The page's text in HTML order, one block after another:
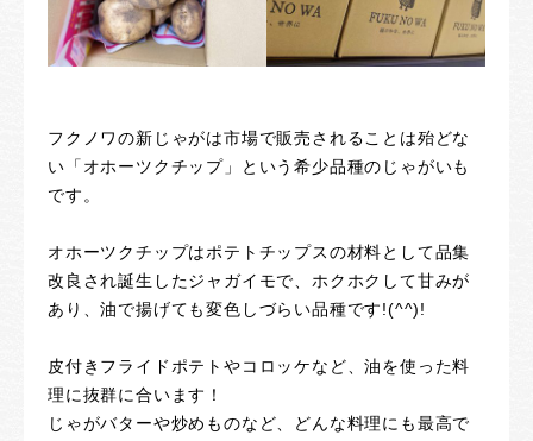
フクノワの新じゃがは市場で販売されることは殆どな
い「オホーツクチップ」という希少品種のじゃがいも
です。
オホーツクチップはポテトチップスの材料として品集
改良され誕生したジャガイモで、ホクホクして甘みが
あり、油で揚げても変色しづらい品種です!(^^)!
皮付きフライドポテトやコロッケなど、油を使った料
理に抜群に合います！
じゃがバターや炒めものなど、どんな料理にも最高で